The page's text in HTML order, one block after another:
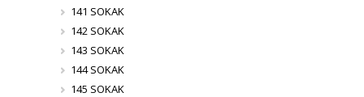
141 SOKAK
142 SOKAK
143 SOKAK
144 SOKAK
145 SOKAK